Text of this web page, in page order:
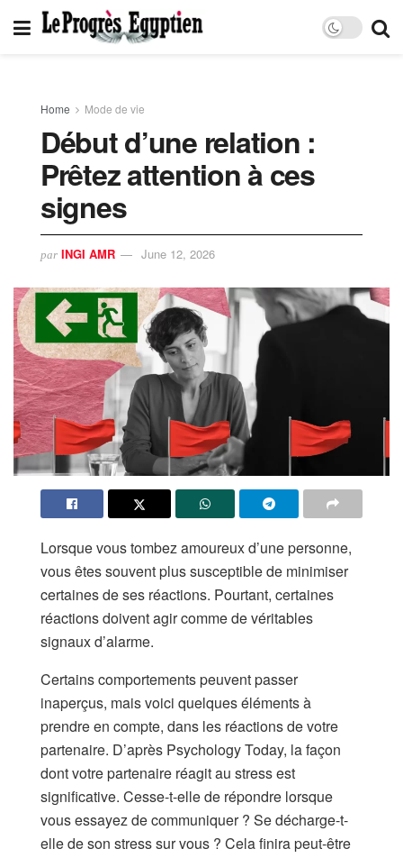
Home Mode de vie
Début d’une relation :
Prêtez attention à ces
signes
par INGI AMR June 12, 2026
Lorsque vous tombez amoureux d’une personne,
vous êtes souvent plus susceptible de minimiser
certaines de ses réactions. Pourtant, certaines
réactions doivent agir comme de véritables
signaux d’alarme.
Certains comportements peuvent passer
inaperçus, mais voici quelques éléments à
prendre en compte, dans les réactions de votre
partenaire. D’après Psychology Today, la façon
dont votre partenaire réagit au stress est
significative. Cesse-t-elle de répondre lorsque
vous essayez de communiquer ? Se décharge-t-
elle de son stress sur vous ? Cela finira peut-être